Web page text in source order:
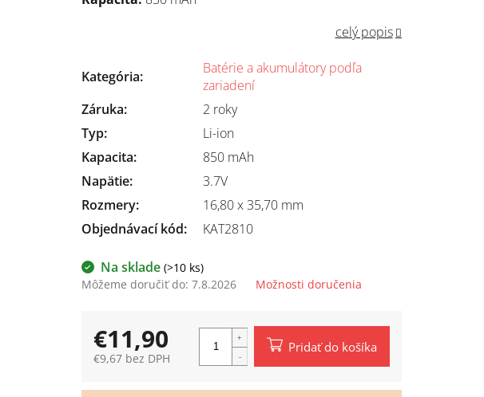
Na sklade (>10 ks)
Môžeme doručiť do: 7.8.2026 Možnosti doručenia
celý popis
Kategória:
Batérie a akumulátory podľa
zariadení
Záruka:
2 roky
Typ:
Li-ion
Kapacita:
850 mAh
Napätie:
3.7V
Rozmery:
16,80 x 35,70 mm
Objednávací kód:
KAT2810
€11,90
€9,67 bez DPH
cena:
Pridať do košíka